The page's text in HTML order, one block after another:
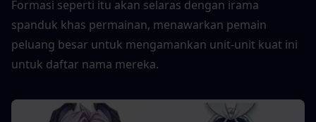
Formasi seperti itu akan selaras dengan irama
spanduk khas permainan, menawarkan pemain
peluang besar untuk mengamankan unit-unit kuat ini
untuk daftar nama mereka.